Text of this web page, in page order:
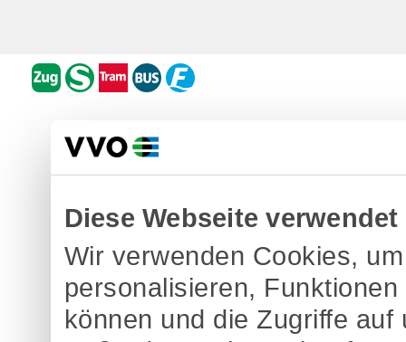
Diese Webseite
Wir verwenden Cookies,
personalisieren,
können und die Zugriffe